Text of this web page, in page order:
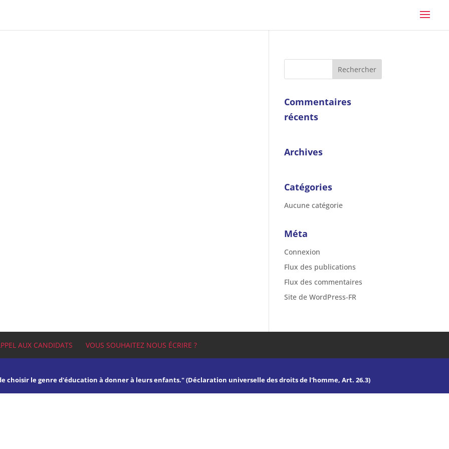
Commentaires
récents
Archives
Catégories
Aucune catégorie
Méta
Connexion
Flux des publications
Flux des commentaires
Site de WordPress-FR
AUX CANDIDATS VOUS SOUHAITEZ NOUS ÉCRIRE ?
choisir le genre d'éducation à donner à leurs enfants." (Déclaration universelle des droits de l'homme, Art. 26.3)